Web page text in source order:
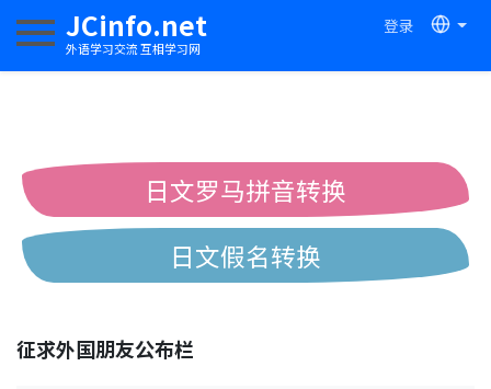
JCinfo.net
外语学习交流 互相学习网
登录
切换导航
日文罗马拼音转换
日文假名转换
征求外国朋友公布栏